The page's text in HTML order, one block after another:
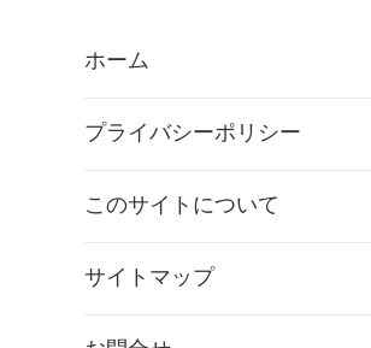
ホーム
プライバシーポリシー
このサイトについて
サイトマップ